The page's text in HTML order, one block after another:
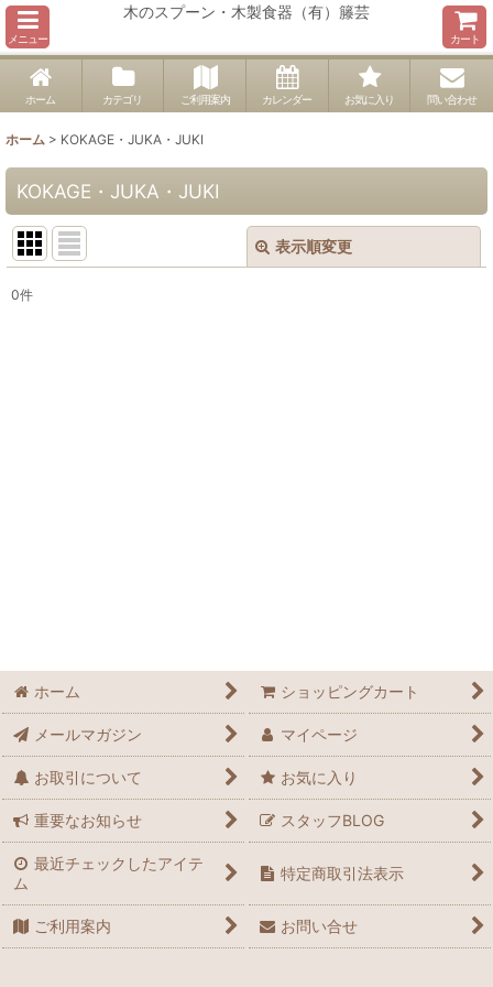
メニュー
木のスプーン・木製食器（有）籐芸
カート
ホーム カテゴリ ご利用案内 カレンダー お気に入り 問い合わせ
ホーム > KOKAGE・JUKA・JUKI
KOKAGE・JUKA・JUKI
表示順変更
0件
ホーム ショッピングカート
メールマガジン マイページ
お取引について お気に入り
重要なお知らせ スタッフBLOG
最近チェックしたアイテ
ム
特定商取引法表示
ご利用案内 お問い合せ